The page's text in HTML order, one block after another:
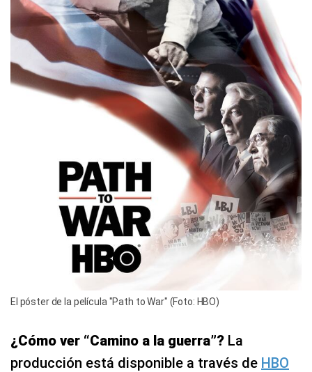
El póster de la película "Path to War" (Foto: HBO)
¿Cómo ver “Camino a la guerra”? La
producción está disponible a través de HBO